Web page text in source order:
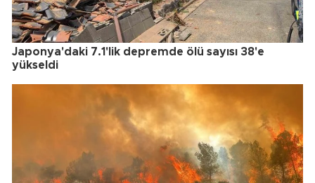
Japonya'daki 7.1'lik depremde ölü sayısı 38'e
yükseldi